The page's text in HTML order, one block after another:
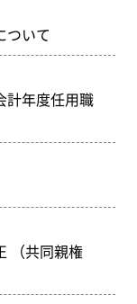
ついて
計年度任用職
（共同親権